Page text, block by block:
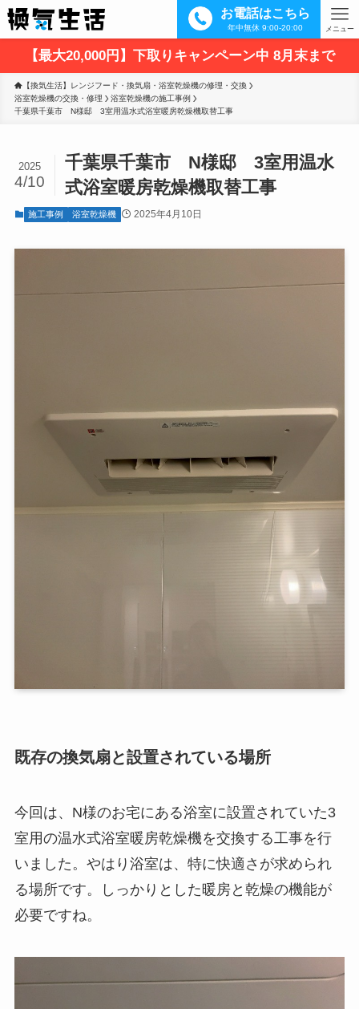
お電話はこちら
年中無休 9:00-20:00 メニュー
【最大20,000円】下取りキャンペーン中 8月末まで
【換気生活】レンジフード・換気扇・浴室乾燥機の修理・交換
浴室乾燥機の交換・修理
浴室乾燥機の施工事例
千葉県千葉市　N様邸　3室用温水式浴室暖房乾燥機取替工事
千葉県千葉市 N様邸 3室用温水
式浴室暖房乾燥機取替工事
2025
4/10
施工事例 浴室乾燥機 2025年4月10日
既存の換気扇と設置されている場所
今回は、N様のお宅にある浴室に設置されていた3
室用の温水式浴室暖房乾燥機を交換する工事を行
いました。やはり浴室は、特に快適さが求められ
る場所です。しっかりとした暖房と乾燥の機能が
必要ですね。